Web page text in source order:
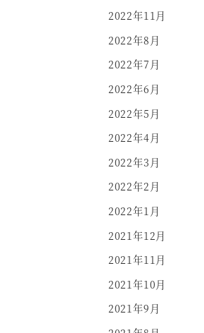
2022年11月
2022年8月
2022年7月
2022年6月
2022年5月
2022年4月
2022年3月
2022年2月
2022年1月
2021年12月
2021年11月
2021年10月
2021年9月